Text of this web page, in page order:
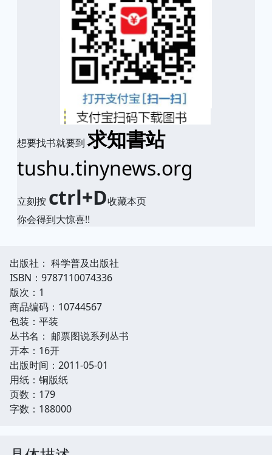
想要找书就要到求知書站
tushu.tinynews.org
立刻按 ctrl+D收藏本页
你会得到大惊喜!!
出版社： 科学普及出版社
ISBN：9787110074336
版次：1
商品编码：10744567
包装：平装
丛书名： 邮票图说系列丛书
开本：16开
出版时间：2011-05-01
用纸：铜版纸
页数：179
字数：188000